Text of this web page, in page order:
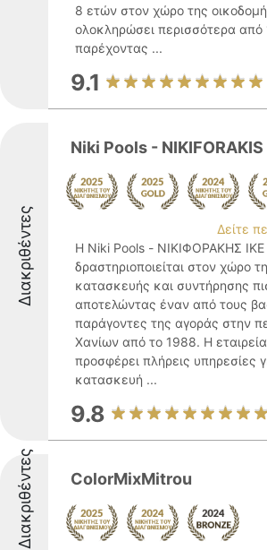
8 ετών στον χώρο της
ολοκληρώσει περισσότερα από
παρέχοντας ...
9.1
Διακριθέντες
Niki Pools - NIKIFORAKIS
Δείτε
Η Niki Pools - ΝΙΚΙΦΟΡΑΚΗΣ ΙΚΕ
δραστηριοποιείται στον χώρο
κατασκευής και συντήρησης
αποτελώντας έναν από τους
παράγοντες της αγοράς στην
Χανίων από το 1988. Η εταιρεία
προσφέρει πλήρεις υπηρεσίες
κατασκευή ...
9.8
Διακριθέντες ColorMixMitrou